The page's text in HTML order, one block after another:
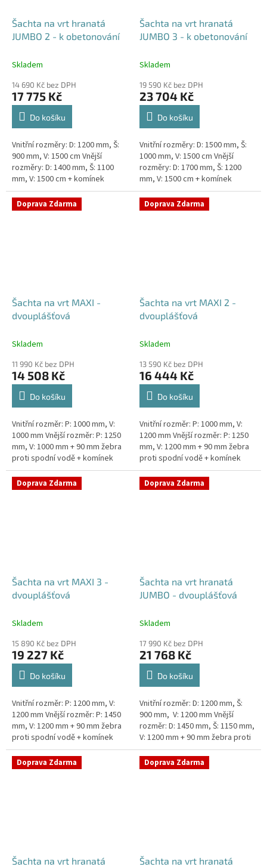
Šachta na vrt hranatá
JUMBO 2 - k obetonování
Skladem
14 690 Kč bez DPH
17 775 Kč
Do košíku
Vnitřní rozměry: D: 1200 mm, Š:
900 mm, V: 1500 cm Vnější
rozměry: D: 1400 mm, Š: 1100
mm, V: 1500 cm + komínek
Šachta na vrt k obetonování -
vhodná pod parkovací...
Šachta na vrt hranatá
JUMBO 3 - k obetonování
Skladem
19 590 Kč bez DPH
23 704 Kč
Do košíku
Vnitřní rozměry: D: 1500 mm, Š:
1000 mm, V: 1500 cm Vnější
rozměry: D: 1700 mm, Š: 1200
mm, V: 1500 cm + komínek
Šachta na vrt k obetonování -
vhodná pod parkovací...
Doprava Zdarma
Šachta na vrt MAXI -
dvouplášťová
Skladem
11 990 Kč bez DPH
14 508 Kč
Do košíku
Vnitřní rozměr: P: 1000 mm, V:
1000 mm Vnější rozměr: P: 1250
mm, V: 1000 mm + 90 mm žebra
proti spodní vodě + komínek
Dvouplášťová vodoměrná šachta
- vhodná do míst...
Doprava Zdarma
Šachta na vrt MAXI 2 -
dvouplášťová
Skladem
13 590 Kč bez DPH
16 444 Kč
Do košíku
Vnitřní rozměr: P: 1000 mm, V:
1200 mm Vnější rozměr: P: 1250
mm, V: 1200 mm + 90 mm žebra
proti spodní vodě + komínek
Dvouplášťová vodoměrná šachta
- vhodná do míst...
Doprava Zdarma
Šachta na vrt MAXI 3 -
dvouplášťová
Skladem
15 890 Kč bez DPH
19 227 Kč
Do košíku
Vnitřní rozměr: P: 1200 mm, V:
1200 mm Vnější rozměr: P: 1450
mm, V: 1200 mm + 90 mm žebra
proti spodní vodě + komínek
Dvouplášťová vodoměrná šachta
- vhodná do míst...
Doprava Zdarma
Šachta na vrt hranatá
JUMBO - dvouplášťová
Skladem
17 990 Kč bez DPH
21 768 Kč
Do košíku
Vnitřní rozměr: D: 1200 mm, Š:
900 mm, V: 1200 mm Vnější
rozměr: D: 1450 mm, Š: 1150 mm,
V: 1200 mm + 90 mm žebra proti
spodní vodě + komínek
Dvouplášťová...
Doprava Zdarma
Šachta na vrt hranatá
Doprava Zdarma
Šachta na vrt hranatá